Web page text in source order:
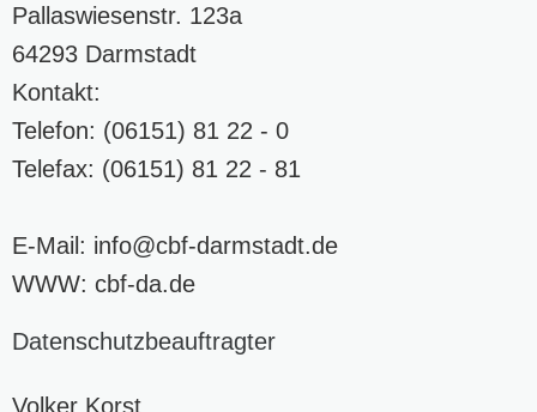
Pallaswiesenstr. 123a
64293 Darmstadt
Kontakt:
Telefon: (06151) 81 22 - 0
Telefax: (06151) 81 22 - 81
E-Mail: info@cbf-darmstadt.de
WWW: cbf-da.de
Datenschutzbeauftragter
Volker Korst